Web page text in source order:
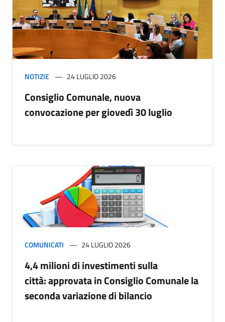
NOTIZIE 24 LUGLIO 2026
Consiglio Comunale, nuova
convocazione per giovedì 30 luglio
COMUNICATI 24 LUGLIO 2026
4,4 milioni di investimenti sulla
città: approvata in Consiglio Comunale la
seconda variazione di bilancio